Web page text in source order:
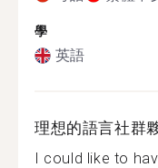
學
英語
理想的語言社群
I could like to